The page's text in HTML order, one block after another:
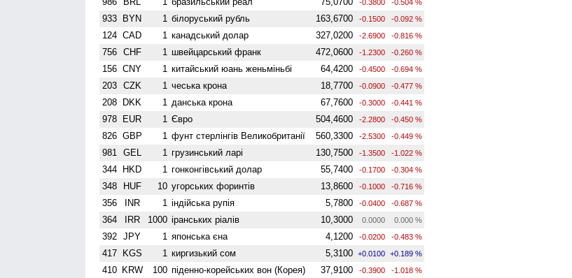
-0.3800 -0.504 %
933 BYN 1 білоруський рубль 163,6700 -0.1500 -0.092 %
124 CAD 1 канадський долар 327,0200 -2.6900 -0.816 %
756 CHF 1 швейцарський франк 472,0600 -1.2300 -0.260 %
156 CNY 1 китайський юань женьмiньбi 64,4200 -0.4500 -0.694 %
203 CZK 1 чеська крона 18,7700 -0.0900 -0.477 %
208 DKK 1 данська крона 67,7600 -0.3000 -0.441 %
978 EUR 1 Євро 504,4600 -2.2800 -0.450 %
826 GBP 1 фунт стерлінгів Велико­британії 560,3300 -2.5300 -0.449 %
981 GEL 1 грузинський ларі 130,7500 -1.3500 -1.022 %
344 HKD 1 гонконгівський долар 55,7400 -0.1700 -0.304 %
348 HUF 10 угорських форинтів 13,8600 -0.1000 -0.716 %
356 INR 1 індійська рупія 5,7800 -0.0400 -0.687 %
364 IRR 1000 іранських ріалів 10,3000 0.0000 0.000 %
392 JPY 1 японська єна 4,1200 -0.0200 -0.483 %
417 KGS 1 киргизький сом 5,3100 +0.0100 +0.189 %
410 KRW 100 піденно-корейських вон (Корея) 37,9100 -0.3900 -1.018 %